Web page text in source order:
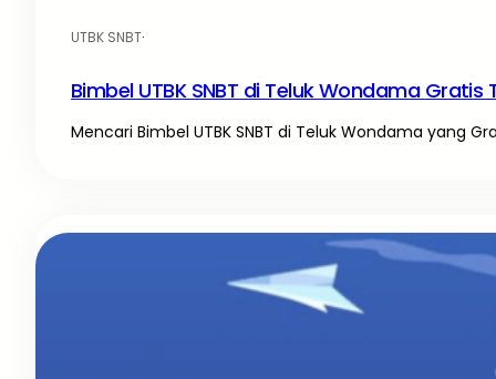
UTBK SNBT·
Bimbel UTBK SNBT di Teluk Wondama Gratis
Mencari Bimbel UTBK SNBT di Teluk Wondama yang